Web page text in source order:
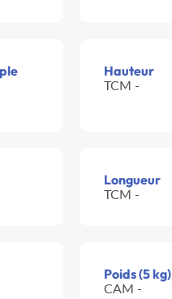
Hauteur
TCM -
Longueur
TCM -
Poids (5 kg)
CAM -